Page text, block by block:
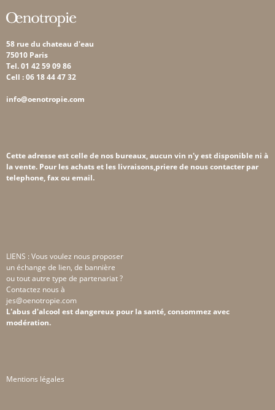
58 rue du chateau d'eau
75010 Paris
Tel. 01 42 59 09 86
Cell : 06 18 44 47 32
info@oenotropie.com
Cette adresse est celle de nos bureaux, aucun vin n'y est disponible ni à
la vente. Pour les achats et les livraisons,priere de nous contacter par
telephone, fax ou email.
LIENS : Vous voulez nous proposer
un échange de lien, de bannière
ou tout autre type de partenariat ?
Contactez nous à
jes@oenotropie.com
L'abus d'alcool est dangereux pour la santé, consommez avec
modération.
Mentions légales